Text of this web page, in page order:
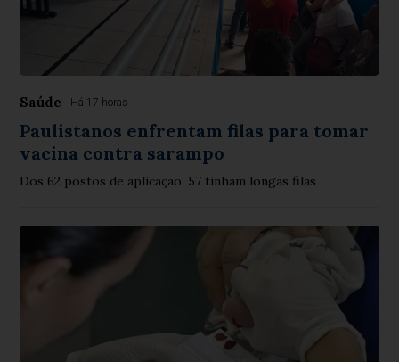
Saúde Há 17 horas
Paulistanos enfrentam filas para tomar
vacina contra sarampo
Dos 62 postos de aplicação, 57 tinham longas filas